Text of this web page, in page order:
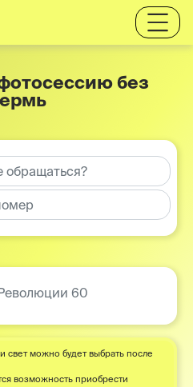
без
60
свет можно будет выбрать после
возможность приобрести